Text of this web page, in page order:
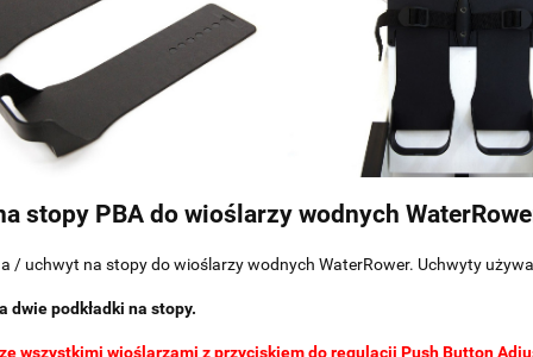
stopy PBA do wioślarzy wodnych
/ uchwyt na stopy do wioślarzy wodnych WaterRower. Uchwyty
dwie podkładki na stopy.
wszystkimi wioślarzami z przyciskiem do regulacji Push Button